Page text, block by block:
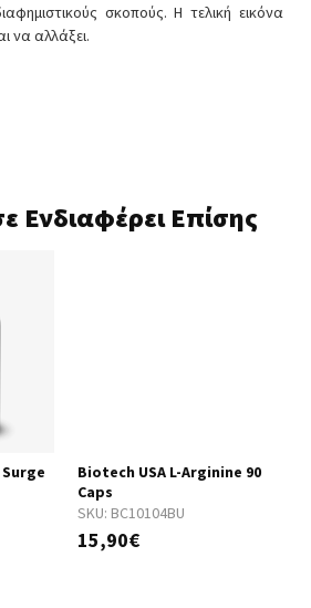
σκοπούς. Η τελική εικόνα
να αλλάξει.
Ενδιαφέρει Επίσης
SKU: BC10104BU
Biotech USA L-Arginine 90
Caps
15,90€